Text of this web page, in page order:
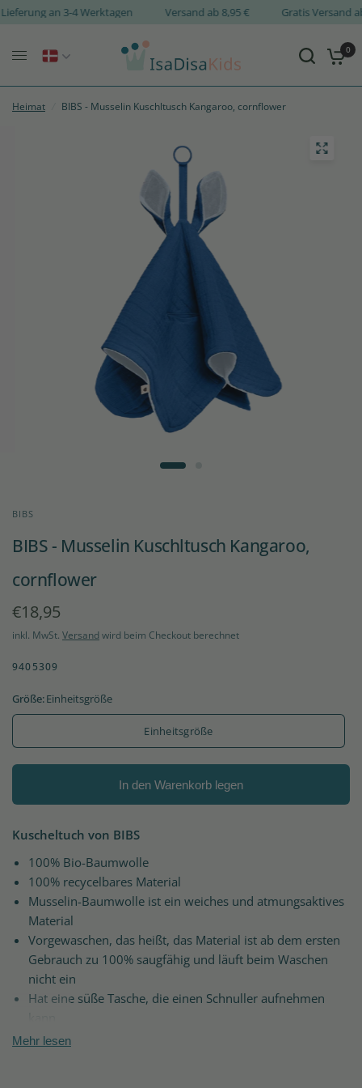
Lieferung an 3-4 Werktagen Versand ab 8,95 € Gratis
0
Heimat BIBS - Musselin Kuschltusch Kangaroo, cornflower
BIBS
BIBS - Musselin Kuschltusch Kangaroo,
cornflower
€18,95
inkl. MwSt. Versand wird beim Checkout berechnet
9405309
Größe:Einheitsgröße
Einheitsgröße
In den Warenkorb legen
Kuscheltuch von BIBS
100% Bio-Baumwolle
100% recycelbares Material
Musselin-Baumwolle ist ein weiches und atmungsaktives
Material
Vorgewaschen, das heißt, das Material ist ab dem ersten
Gebrauch zu 100% saugfähig und läuft beim Waschen
nicht ein
Hat eine süße Tasche, die einen Schnuller aufnehmen
Verfügt über einen (Adapter-)Ring, an dem der Schnuller
Mehr lesen